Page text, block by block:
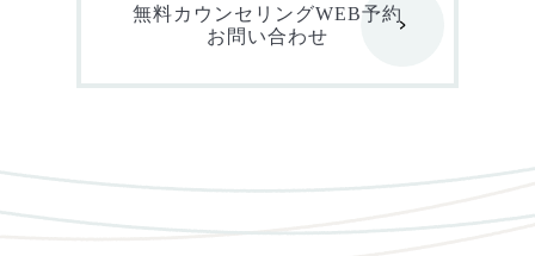
無料カウンセリングWEB予約
お問い合わせ